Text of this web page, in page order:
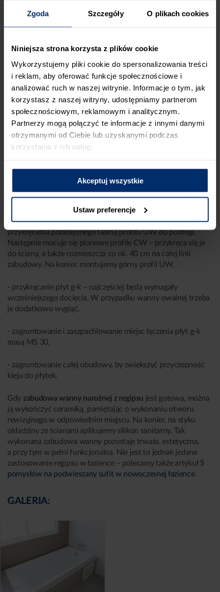
Zgoda Szczegóły O plikach cookies
Niniejsza strona korzysta z plików cookie
Wykorzystujemy pliki cookie do spersonalizowania treści
i reklam, aby oferować funkcje społecznościowe i
analizować ruch w naszej witrynie. Informacje o tym, jak
korzystasz z naszej witryny, udostępniamy partnerom
społecznościowym, reklamowym i analitycznym.
Partnerzy mogą połączyć te informacje z innymi danymi
otrzymanymi od Ciebie lub uzyskanymi podczas
korzystania z ich usług.
Akceptuj wszystkie
Ustaw preferencje
ZABUDOWA WANNY NAROŻNEJ PŁYTAMI
KROKU?
W przypadkuzabudowy wanny aranżacjedowodzą, że może
ona przyjąć wiele ciekawych form, a także zostać uzupełniona
o dodatkowe półki, co zależy od indywidualnego projektu
i upodobań inwestora. Wykonanie zabudowy wanny nie jest
trudne, lecz wymaga postępowania krok po kroku i dużej
precyzji. Oto jak w kilku etapach stworzyć taką obudowę:
montowane profile – w pomiarach należy uwzględnić grubość
obudowy znajdowały się na równi z brzegiem wanny,
- montaż stelaża z profili – pracę rozpoczyna się od
przykręcenia podklejonego taśmą profilu UW do podłogi.
Następnie mocuje się pionowe profile CW – przykręca się je
do ściany, a także rozmieszcza co ok. 40 cm na całej linii
zabudowy. Na koniec montujemy górny profil UW,
- przykręcanie płyt g-k – najczęściej będą wymagały
wcześniejszego docięcia. W przypadku wanny owalnej trzeba
je dodatkowo wygiąć,
- zagruntowanie i zaszpachlowanie miejsc łączenia płyt g-k
masą MS 30,
- zagruntowanie całej obudowy, by zwiększyć przyczepność
kleju do płytek.
Gdy zabudowa wanny narożnej z regipsu jest gotowa, można
ją wykończyć ceramiką, pamiętając o wykonaniu otworu
rewizyjnego w odpowiednim miejscu. Na koniec na styku
okładziny ze ścianami aplikujemy silikon sanitarny. Tak
wykonana zabudowa wanny pozostaje trwała, estetyczna,
a przy tym w pełni funkcjonalna. Nie jest to jednak jedyne
zastosowanie regipsu w łazience – polecamy także artykuł5
pomysłów na podwieszany sufit w nowoczesnej łazience.
GALERIA: